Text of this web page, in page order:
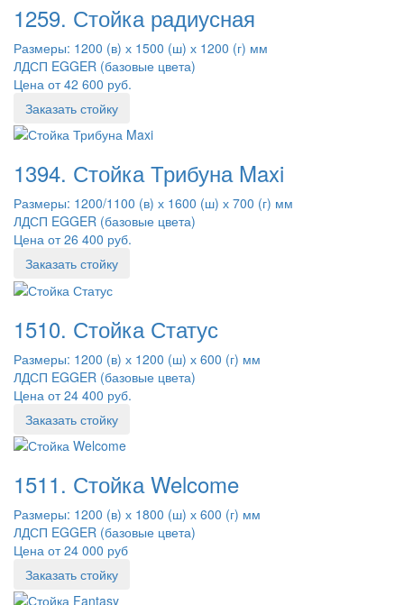
1259. Стойка радиусная
Размеры: 1200 (в) х 1500 (ш) х 1200 (г) мм
ЛДСП EGGER (базовые цвета)
Цена от 42 600 руб.
Заказать стойку
1394. Стойка Трибуна Maxi
Размеры: 1200/1100 (в) х 1600 (ш) х 700 (г) мм
ЛДСП EGGER (базовые цвета)
Цена от 26 400 руб.
Заказать стойку
1510. Стойка Статус
Размеры: 1200 (в) х 1200 (ш) х 600 (г) мм
ЛДСП EGGER (базовые цвета)
Цена от 24 400 руб.
Заказать стойку
1511. Стойка Welcome
Размеры: 1200 (в) х 1800 (ш) х 600 (г) мм
ЛДСП EGGER (базовые цвета)
Цена от 24 000 руб
Заказать стойку